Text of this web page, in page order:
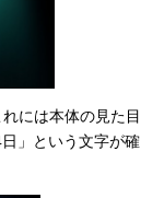
には本体の見た目
」という文字が確